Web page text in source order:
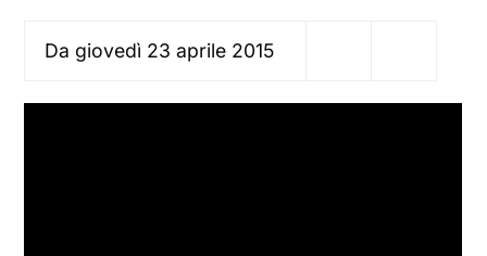
Da giovedì 23 aprile 2015